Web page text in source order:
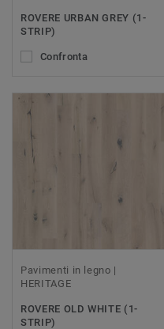
ROVERE URBAN GREY (1-
STRIP)
Confronta
Pavimenti in legno |
HERITAGE
ROVERE OLD WHITE (1-
STRIP)